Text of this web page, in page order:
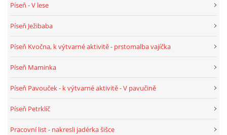
JÓGOVÉ CVIČENÍ, TYPY, RADY, RECENZE
STÁTNÍ SVÁTKY
Píseň - V lese
Píseň Ježibaba
Píseň Kvočna, k výtvarné aktivitě - prstomalba vajíčka
Píseň Maminka
Píseň Pavouček - k výtvarné aktivitě - V pavučině
Píseň Petrklíč
Pracovní list - nakresli jadérka šišce